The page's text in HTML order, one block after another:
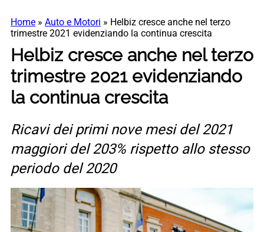
Home » Auto e Motori » Helbiz cresce anche nel terzo
trimestre 2021 evidenziando la continua crescita
Helbiz cresce anche nel terzo
trimestre 2021 evidenziando
la continua crescita
Ricavi dei primi nove mesi del 2021
maggiori del 203% rispetto allo stesso
periodo del 2020